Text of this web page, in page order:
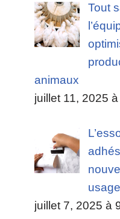
Tout
animaux
juillet 11, 2025
juillet 7, 2025 à